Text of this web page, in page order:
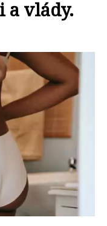
a vlády.